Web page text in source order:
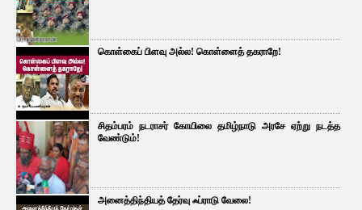
கொள்கைப் பிளவு அல்ல! கொள்ளைத் தகராறே!
சிதம்பரம் நடராசர் கோயிலை தமிழ்நாடு அரசே ஏற்று நடத்த
வேண்டும்!
அனைத்திந்தியத் தேர்வு ஃப்ராடு வேலை!